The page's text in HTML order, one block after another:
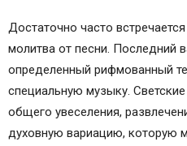
Достаточно часто
молитва от песни. Последний
определенный рифмованный
специальную музыку.
общего увеселения,
духовную вариацию, которую